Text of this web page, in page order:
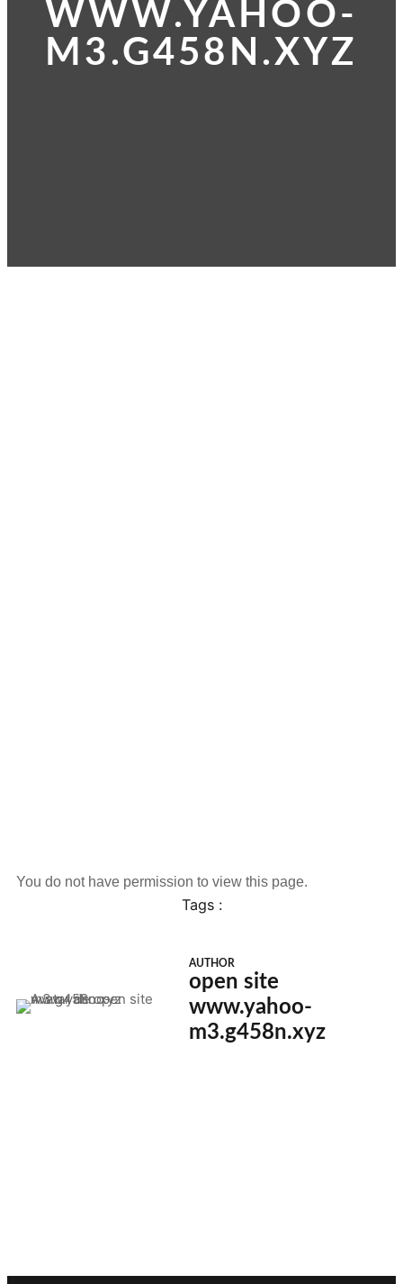
WWW.YAHOO-
M3.G458N.XYZ
You do not have permission to view this page.
Tags :
AUTHOR
open site
www.yahoo-
m3.g458n.xyz